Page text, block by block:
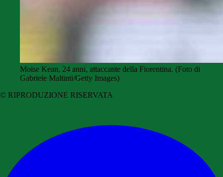
Moise Kean, 24 anni, attaccante della Fiorentina. (Foto di
Gabriele Maltinti/Getty Images)
© RIPRODUZIONE RISERVATA